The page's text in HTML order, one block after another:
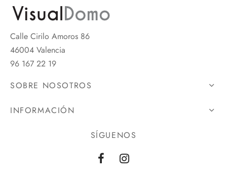
Calle Cirilo Amoros 86
46004 Valencia
96 167 22 19
SOBRE NOSOTROS
INFORMACIÓN
SÍGUENOS